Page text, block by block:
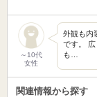
～10代
女性
外観も内
です。
も…
関連情報から探す